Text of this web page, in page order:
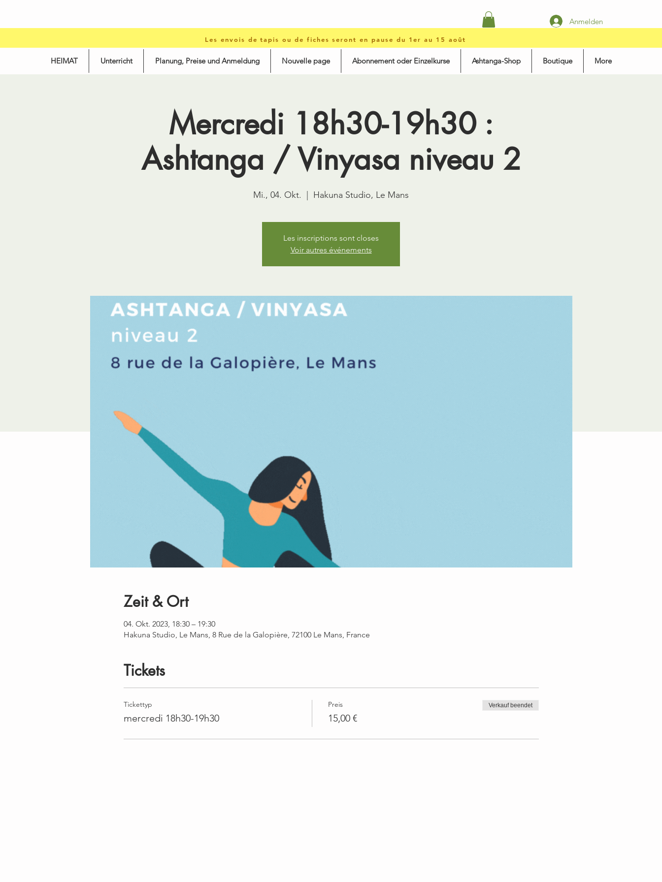
Anmelden
Les envois de tapis ou de fiches seront en pause du 1er au 15 août
HEIMAT Unterricht Planung, Preise und Anmeldung Nouvelle page Abonnement oder Einzelkurse Ashtanga-Shop Boutique More
Mercredi 18h30-19h30 :
Ashtanga / Vinyasa niveau 2
Mi., 04. Okt. Hakuna Studio, Le Mans
Les inscriptions sont closes
Voir autres événements
Zeit & Ort
04. Okt. 2023, 18:30 – 19:30
Hakuna Studio, Le Mans, 8 Rue de la Galopière, 72100 Le Mans, France
Tickets
Tickettyp
mercredi 18h30-19h30
Preis
15,00 €
Verkauf beendet